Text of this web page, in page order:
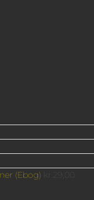
(Ebog)
29,00